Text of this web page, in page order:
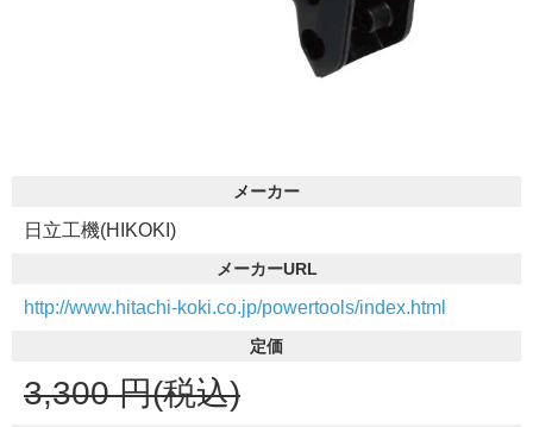
メーカー
日立工機(HIKOKI)
メーカーURL
http://www.hitachi-koki.co.jp/powertools/index.html
定価
3,300 円(税込)